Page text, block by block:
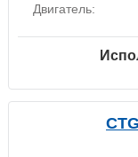
Двигатель: